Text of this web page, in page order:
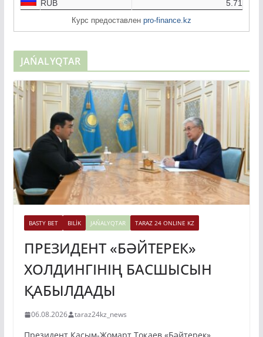
RUB
5.71
Курс предоставлен pro-finance.kz
JAŃALYQTAR
BASTY BET BILİK JAŃALYQTAR TARAZ 24 ONLINE KZ
ПРЕЗИДЕНТ «БӘЙТЕРЕК»
ХОЛДИНГІНІҢ БАСШЫСЫН
ҚАБЫЛДАДЫ
06.08.2026 taraz24kz_news